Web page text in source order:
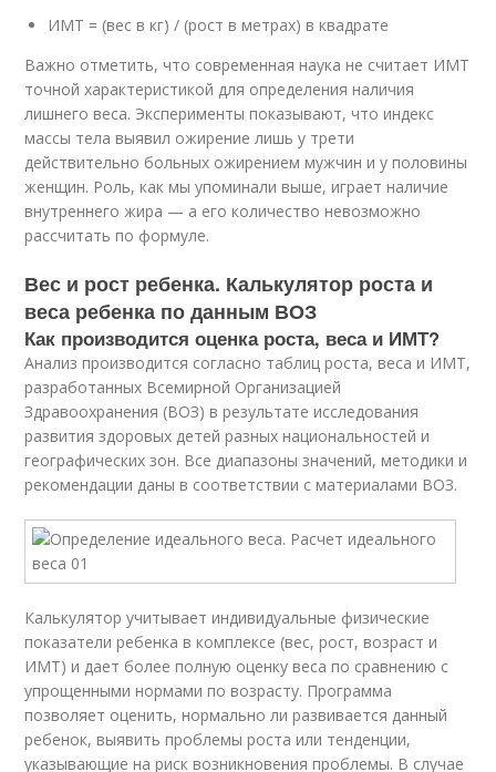
ИМТ = (вес в кг) / (рост в метрах) в квадрате
Важно отметить, что современная наука не считает ИМТ
точной характеристикой для определения наличия
лишнего веса. Эксперименты показывают, что индекс
массы тела выявил ожирение лишь у трети
действительно больных ожирением мужчин и у половины
женщин. Роль, как мы упоминали выше, играет наличие
внутреннего жира — а его количество невозможно
рассчитать по формуле.
Вес и рост ребенка. Калькулятор роста и
веса ребенка по данным ВОЗ
Как производится оценка роста, веса и ИМТ?
Анализ производится согласно таблиц роста, веса и ИМТ,
разработанных Всемирной Организацией
Здравоохранения (ВОЗ) в результате исследования
развития здоровых детей разных национальностей и
географических зон. Все диапазоны значений, методики и
рекомендации даны в соответствии с материалами ВОЗ.
Калькулятор учитывает индивидуальные физические
показатели ребенка в комплексе (вес, рост, возраст и
ИМТ) и дает более полную оценку веса по сравнению с
упрощенными нормами по возрасту. Программа
позволяет оценить, нормально ли развивается данный
ребенок, выявить проблемы роста или тенденции,
указывающие на риск возникновения проблемы. В случае